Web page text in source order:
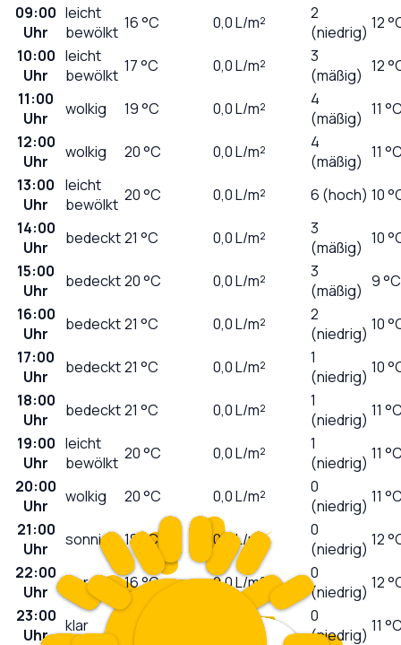
09:00
Uhr
leicht
bewölkt 16°C 0,0L/m²
2
(niedrig) 12
10:00
Uhr
leicht
bewölkt 17°C 0,0L/m²
3
(mäßig) 12
11:00
Uhr
wolkig 19°C 0,0L/m²
4
(mäßig) 11
12:00
Uhr
wolkig 20°C 0,0L/m²
4
(mäßig) 11
13:00
Uhr
leicht
bewölkt 20°C 0,0L/m² 6 (hoch) 10
14:00
Uhr
bedeckt21 °C 0,0L/m²
3
(mäßig) 10
15:00
Uhr
bedeckt20°C 0,0L/m²
3
(mäßig) 9 °C
16:00
Uhr
bedeckt21 °C 0,0L/m²
2
(niedrig) 10
17:00
Uhr
bedeckt21 °C 0,0L/m²
1
(niedrig) 10
18:00
Uhr
bedeckt21 °C 0,0L/m²
1
(niedrig) 11
19:00
Uhr
leicht
bewölkt 20°C 0,0L/m²
1
(niedrig) 11
20:00
Uhr
wolkig 20°C 0,0L/m²
0
(niedrig) 11
21:00
Uhr
sonnig 18°C 0,0L/m²
0
(niedrig) 12
22:00
Uhr
klar 16°C 0,0L/m²
0
(niedrig) 12
23:00
Uhr
klar 16 L/m²
0
(niedrig) 11